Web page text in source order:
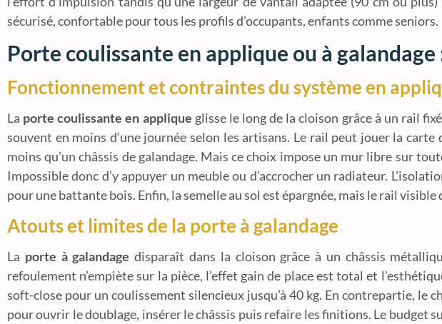
sécurisé, confortable pour tous les profils d’occupants, enfants comme seniors.
Porte coulissante en applique ou à
Fonctionnement et contraintes du système en
La porte coulissante en applique glisse le long de la cloison grâce à un rail
souvent en moins d’une journée selon les artisans. Le rail peut jouer la
moins qu’un châssis de galandage. Mais ce choix impose un mur libre sur
Impossible donc d’y appuyer un meuble ou d’accrocher un radiateur.
pour une battante bois. Enfin, la semelle au sol est épargnée, mais le rail
Atouts et limites de la porte à galandage
La porte à galandage disparaît dans la cloison grâce à un châssis
refoulement n’empiète sur la pièce, l’effet gain de place est total et
soft-close pour un coulissement silencieux jusqu’à 40 kg. En contrepartie,
pour ouvrir le doublage, insérer le châssis puis refaire les finitions. Le budget